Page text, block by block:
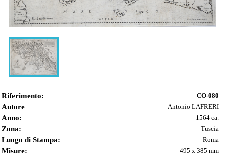
Riferimento: CO-080
Autore Antonio LAFRERI
Anno: 1564 ca.
Zona: Tuscia
Luogo di Stampa: Roma
Misure: 495 x 385 mm